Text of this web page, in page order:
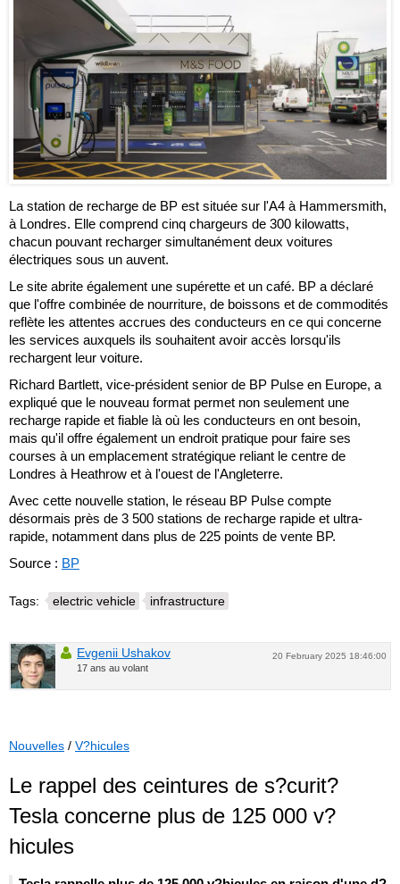
La station de recharge de BP est située sur l'A4 à Hammersmith,
à Londres. Elle comprend cinq chargeurs de 300 kilowatts,
chacun pouvant recharger simultanément deux voitures
électriques sous un auvent.
Le site abrite également une supérette et un café. BP a déclaré
que l'offre combinée de nourriture, de boissons et de commodités
reflète les attentes accrues des conducteurs en ce qui concerne
les services auxquels ils souhaitent avoir accès lorsqu'ils
rechargent leur voiture.
Richard Bartlett, vice-président senior de BP Pulse en Europe, a
expliqué que le nouveau format permet non seulement une
recharge rapide et fiable là où les conducteurs en ont besoin,
mais qu'il offre également un endroit pratique pour faire ses
courses à un emplacement stratégique reliant le centre de
Londres à Heathrow et à l'ouest de l'Angleterre.
Avec cette nouvelle station, le réseau BP Pulse compte
désormais près de 3 500 stations de recharge rapide et ultra-
rapide, notamment dans plus de 225 points de vente BP.
Source : BP
Tags: electric vehicle infrastructure
20 February 2025 18:46:00
Evgenii Ushakov
17 ans au volant
Nouvelles / V?hicules
Le rappel des ceintures de s?curit?
Tesla concerne plus de 125 000 v?
hicules